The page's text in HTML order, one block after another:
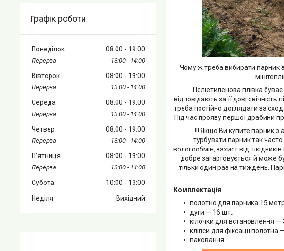
Чому ж треба вибирати парник
Поліетиленова плівка буває
відповідають за її
треба постійно доглядати за
Під час прояву першої драбини
!!! Якщо Ви купите парник з
турбувати парник так
вологообмін, захист від
добре загартовується й може
тільки один раз на тиждень.
Комплектація
полотно для парника 15
дуги — 16 шт.;
кілочки для встановлення —
кліпси для фіксації полотна
паковання.
Графік роботи
Понеділок 08:00 19:00
13:00 14:00
Вівторок 08:00 19:00
13:00 14:00
Середа 08:00 19:00
13:00 14:00
Четвер 08:00 19:00
13:00 14:00
Пʼятниця 08:00 19:00
13:00 14:00
Субота 10:00
13:00
Неділя
Вихідний